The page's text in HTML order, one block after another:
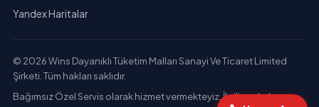
Yandex Haritalar
© 2026 Wins Dayanıklı Tüketim Malları Sanayi Ve Ticaret Limited
Şirketi. Tüm hakları saklıdır.
Bağımsız Özel Servis olarak hizmet vermekteyiz. İlgili markaların